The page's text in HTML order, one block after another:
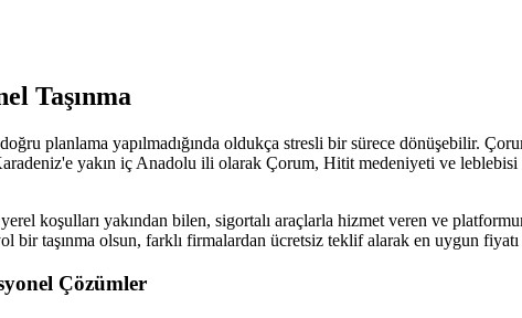
Taşınma
planlama yapılmadığında oldukça stresli bir sürece dönüşebilir.
yakın iç Anadolu ili olarak Çorum, Hitit medeniyeti ve
koşulları yakından bilen, sigortalı araçlarla hizmet veren ve
bir taşınma olsun, farklı firmalardan ücretsiz teklif alarak en uygun
Çözümler